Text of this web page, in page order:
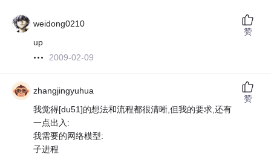
weidong0210
up
2009-02-09
赞
zhangjingyuhua
我觉得[du51]的想法和流程都很清晰,但我的要求,还有
一点出入:
我需要的网络模型:
子进程
赞